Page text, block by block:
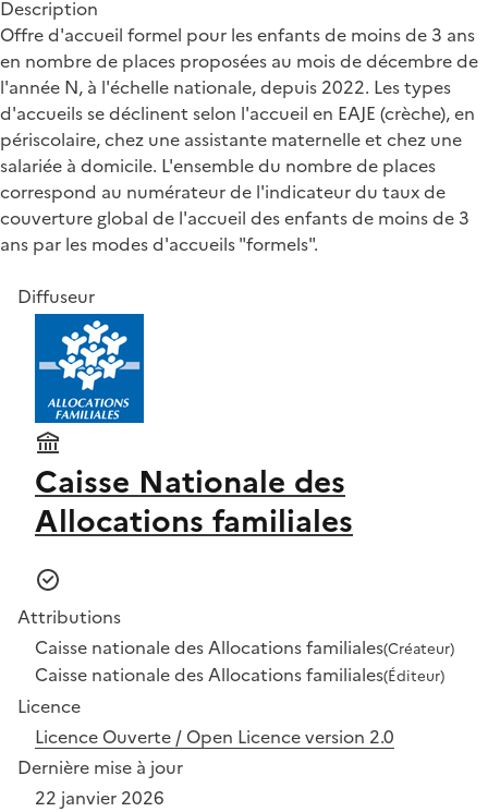
Description
Offre d'accueil formel pour les enfants de moins de 3 ans
en nombre de places proposées au mois de décembre de
l'année N, à l'échelle nationale, depuis 2022. Les types
d'accueils se déclinent selon l'accueil en EAJE (crèche), en
périscolaire, chez une assistante maternelle et chez une
salariée à domicile. L'ensemble du nombre de places
correspond au numérateur de l'indicateur du taux de
couverture global de l'accueil des enfants de moins de 3
ans par les modes d'accueils "formels".
Diffuseur
Caisse Nationale des
Allocations familiales
Attributions
Caisse nationale des Allocations familiales(Créateur)
Caisse nationale des Allocations familiales(Éditeur)
Licence
Licence Ouverte / Open Licence version 2.0
Dernière mise à jour
22 janvier 2026